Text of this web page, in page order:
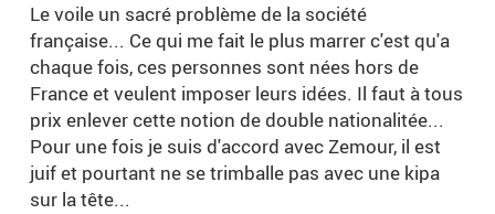
Le voile un sacré problème de la société
française... Ce qui me fait le plus marrer c'est qu'a
chaque fois, ces personnes sont nées hors de
France et veulent imposer leurs idées. Il faut à tous
prix enlever cette notion de double nationalitée...
Pour une fois je suis d'accord avec Zemour, il est
juif et pourtant ne se trimballe pas avec une kipa
sur la tête...